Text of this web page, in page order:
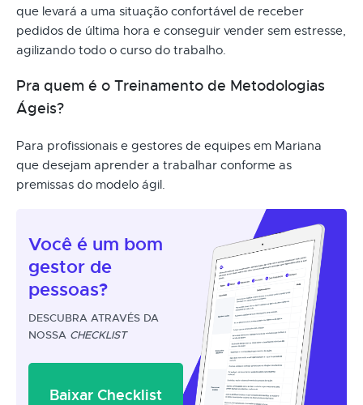
que levará a uma situação confortável de receber
pedidos de última hora e conseguir vender sem estresse,
agilizando todo o curso do trabalho.
Pra quem é o Treinamento de Metodologias
Ágeis?
Para profissionais e gestores de equipes em Mariana
que desejam aprender a trabalhar conforme as
premissas do modelo ágil.
Você é um bom
gestor de
pessoas?
DESCUBRA ATRAVÉS DA
NOSSA CHECKLIST
Baixar Checklist